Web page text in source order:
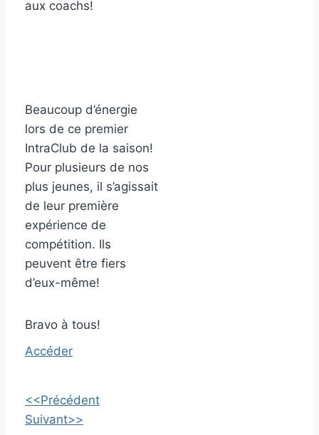
aux coachs!
Beaucoup d’énergie
lors de ce premier
IntraClub de la saison!
Pour plusieurs de nos
plus jeunes, il s’agissait
de leur première
expérience de
compétition. Ils
peuvent être fiers
d’eux-même!
​Bravo à tous!
Accéder
<<Précédent
Suivant>>